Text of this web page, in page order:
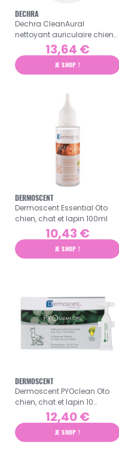
DECHRA
Dechra CleanAural
nettoyant auriculaire chien
13,64 €
JE SHOP !
DERMOSCENT
Dermoscent Essential Oto
chien, chat et lapin 100ml
10,43 €
JE SHOP !
DERMOSCENT
Dermoscent PYOclean Oto
chien, chat et lapin 10
monodoses de 5ml
12,40 €
JE SHOP !